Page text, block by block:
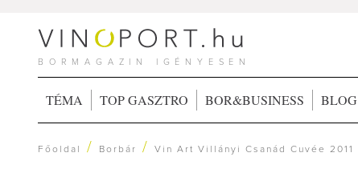
BORMAGAZIN IGÉNYESEN
TÉMA TOP GASZTRO BOR&BUSINESS BLOG
Főoldal / Borbár /Vin Art Villányi Csanád Cuvée 2011